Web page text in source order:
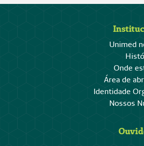
Unimed
Onde
Área de
Identidade
Nossos